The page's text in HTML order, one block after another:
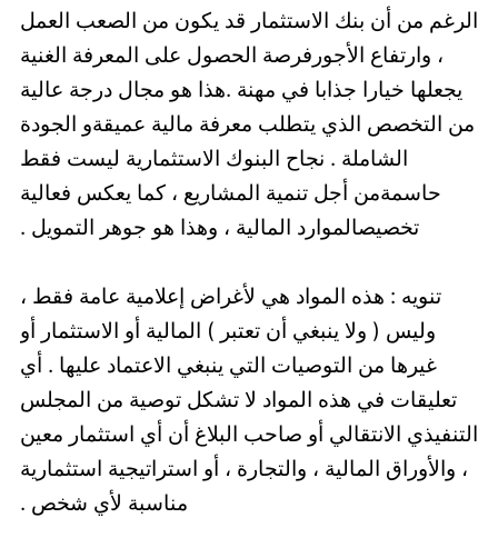
الرغم من أن بنك الاستثمار قد يكون من الصعب العمل
، وارتفاع الأجورفرصة الحصول على المعرفة الغنية
يجعلها خيارا جذابا في مهنة .هذا هو مجال درجة عالية
من التخصص الذي يتطلب معرفة مالية عميقةو الجودة
الشاملة . نجاح البنوك الاستثمارية ليست فقط
حاسمةمن أجل تنمية المشاريع ، كما يعكس فعالية
تخصيصالموارد المالية ، وهذا هو جوهر التمويل .
تنويه : هذه المواد هي لأغراض إعلامية عامة فقط ،
وليس ( ولا ينبغي أن تعتبر ) المالية أو الاستثمار أو
غيرها من التوصيات التي ينبغي الاعتماد عليها . أي
تعليقات في هذه المواد لا تشكل توصية من المجلس
التنفيذي الانتقالي أو صاحب البلاغ أن أي استثمار معين
، والأوراق المالية ، والتجارة ، أو استراتيجية استثمارية
مناسبة لأي شخص .